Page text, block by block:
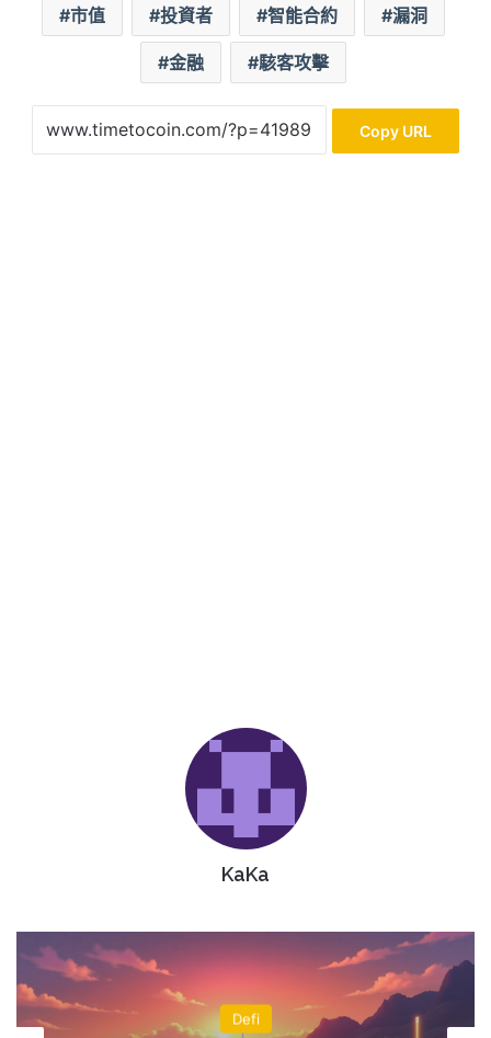
市值 投資者 智能合約 漏洞
金融 駭客攻擊
Copy URL
KaKa
技術分析